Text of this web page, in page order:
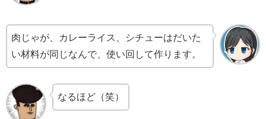
肉じゃが、カレーライス、シチューはだいた
い材料が同じなんで、使い回して作ります。
なるほど（笑）